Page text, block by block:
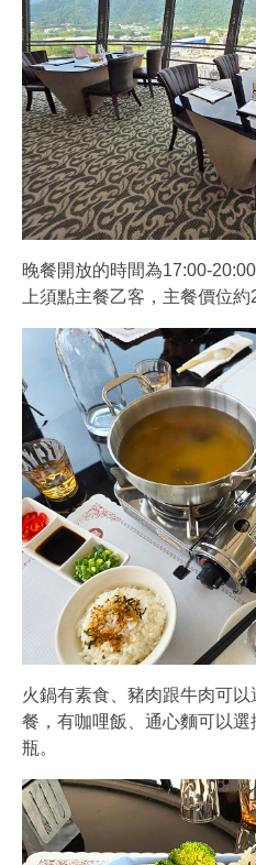
晚餐開放的時間為17:00-
上須點主餐乙客，主餐價位約
火鍋有素食、豬肉跟牛肉可
餐，有咖哩飯、通心麵可以
瓶。